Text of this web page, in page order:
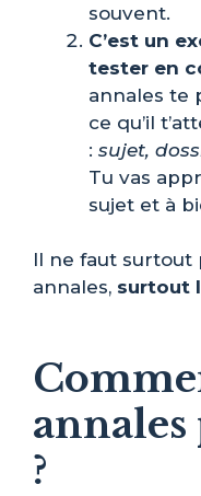
souvent.
C’est un
tester en
annales te
ce qu’il
: sujet,
Tu vas
sujet et à
Il ne faut surtout
annales, surtout
?